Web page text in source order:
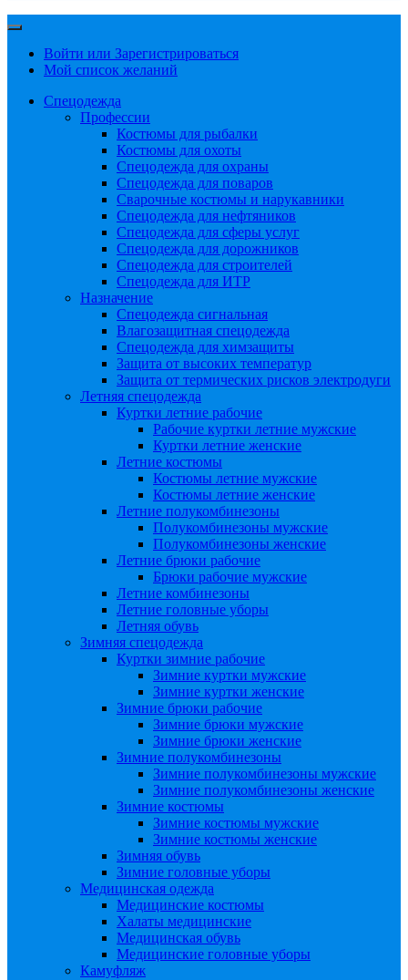
Войти или Зарегистрироваться
Мой список желаний
Спецодежда
Профессии
Костюмы для рыбалки
Костюмы для охоты
Спецодежда для охраны
Спецодежда для поваров
Сварочные костюмы и нарукавники
Спецодежда для нефтяников
Спецодежда для сферы услуг
Спецодежда для дорожников
Спецодежда для строителей
Спецодежда для ИТР
Назначение
Спецодежда сигнальная
Влагозащитная спецодежда
Спецодежда для химзащиты
Защита от высоких температур
Защита от термических рисков электродуги
Летняя спецодежда
Куртки летние рабочие
Рабочие куртки летние мужские
Куртки летние женские
Летние костюмы
Костюмы летние мужские
Костюмы летние женские
Летние полукомбинезоны
Полукомбинезоны мужские
Полукомбинезоны женские
Летние брюки рабочие
Брюки рабочие мужские
Летние комбинезоны
Летние головные уборы
Летняя обувь
Зимняя спецодежда
Куртки зимние рабочие
Зимние куртки мужские
Зимние куртки женские
Зимние брюки рабочие
Зимние брюки мужские
Зимние брюки женские
Зимние полукомбинезоны
Зимние полукомбинезоны мужские
Зимние полукомбинезоны женские
Зимние костюмы
Зимние костюмы мужские
Зимние костюмы женские
Зимняя обувь
Зимние головные уборы
Медицинская одежда
Медицинские костюмы
Халаты медицинские
Медицинская обувь
Медицинские головные уборы
Камуфляж